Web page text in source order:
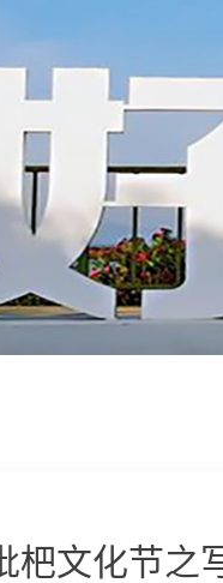
杷文化节之